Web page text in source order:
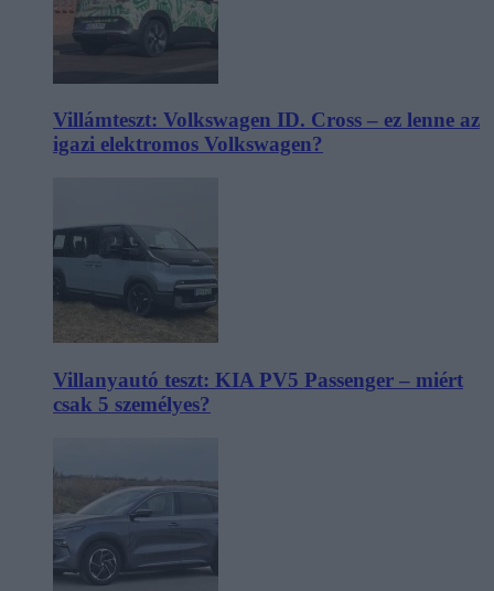
Villámteszt: Volkswagen ID. Cross – ez lenne az
igazi elektromos Volkswagen?
Villanyautó teszt: KIA PV5 Passenger – miért
csak 5 személyes?